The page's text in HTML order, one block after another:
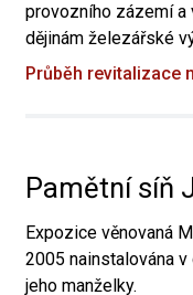
provozního zázemí
dějinám železářské
Průběh revitalizace
Pamětní síň
Expozice věnovaná
2005 nainstalována
jeho manželky.